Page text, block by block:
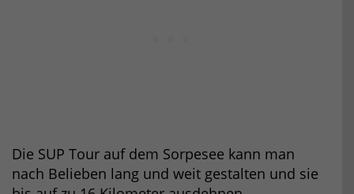
Die SUP Tour auf dem Sorpesee kann man
nach Belieben lang und weit gestalten und sie